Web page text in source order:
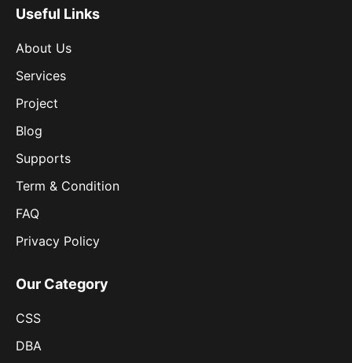
Useful Links
About Us
Services
Project
Blog
Supports
Term & Condition
FAQ
Privacy Policy
Our Category
CSS
DBA